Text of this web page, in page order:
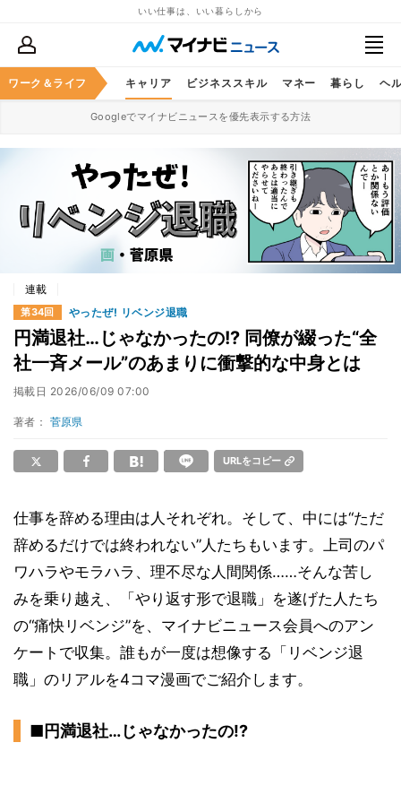
いい仕事は、いい暮らしから
ワーク＆ライフ キャリア ビジネススキル マネー 暮らし ヘ
Googleでマイナビニュースを優先表示する方法
連載
第34回 やったぜ! リベンジ退職
円満退社…じゃなかったの!? 同僚が綴った“全
社一斉メール”のあまりに衝撃的な中身とは
掲載日 2026/06/09 07:00
著者： 菅原県
URLをコピー
仕事を辞める理由は人それぞれ。そして、中には“ただ
辞めるだけでは終われない”人たちもいます。上司のパ
ワハラやモラハラ、理不尽な人間関係……そんな苦し
みを乗り越え、「やり返す形で退職」を遂げた人たち
の“痛快リベンジ”を、マイナビニュース会員へのアン
ケートで収集。誰もが一度は想像する「リベンジ退
職」のリアルを4コマ漫画でご紹介します。
■円満退社…じゃなかったの!?